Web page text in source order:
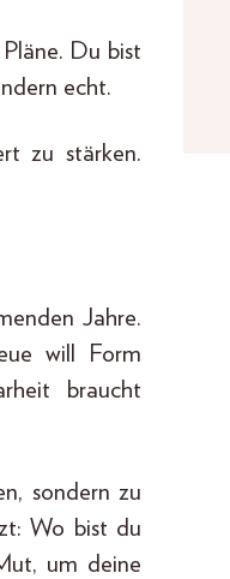
Du bist
echt.
zu stärken.
Jahre.
will Form
braucht
sondern zu
Wo bist du
um deine